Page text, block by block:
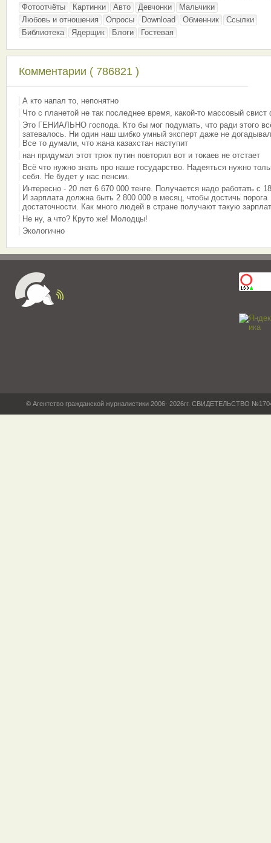
Фотоотчёты
Картинки Авто Девчонки
Мальчики
Любовь и отношения
Опросы Download Обменник
Ссылки
Библиотека
Ядерщик Блоги Гостевая
Комментарии ( 786821 )
А кто напал то, непонятно
Что с планетой не так последнее время, какой-то массовый свист
Это ГЕНИАЛЬНО господа. Кто бы мог подумать, что ради этого
затевалось. Ни один наш шибко умный эксперт даже не
Все то думали, что жана казахстан наступит
нан придумал этот трюк путин повторил вот и токаев не отстает
Всё что нужно знать про наше государство. Надеяться нужно
себя. Не будет у нас пенсии.
Интересно - 20 лет 6 670 000 тенге. Получается надо работать с
И зарплата должна быть 2 800 000 в месяц, чтобы достичь порога
достаточности. Как много людей в стране получают такую
Не ну, а что? Круто же! Молодцы!
Экологично
© Агентство гражданской журналистики 2006- 2026гг. СВИДЕТЕЛЬСТВО